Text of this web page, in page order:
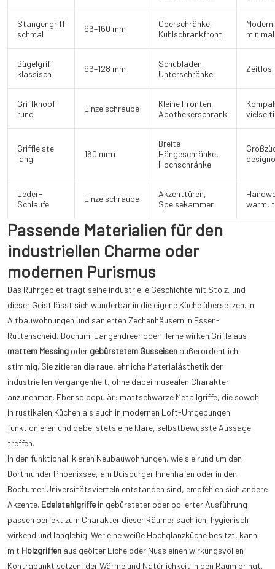
Stangengriff
schmal
96–160 mm
Oberschränke,
Kühlschrankfront
Modern,
Bügelgriff
klassisch
96–128 mm
Schubladen,
Unterschränke
Griffknopf
rund
Einzelschraube
Kleine Fronten,
Apothekerschrank
Griffleiste
lang
160 mm+
Breite
Hängeschränke,
Hochschränke
Leder-
Schlaufe
Einzelschraube
Akzenttüren,
Speisekammer
warm,
Passende Materialien für den
industriellen Charme oder
modernen Purismus
Das Ruhrgebiet trägt seine industrielle Geschichte mit Stolz, und
dieser Geist lässt sich wunderbar in die eigene Küche übersetzen. In
Altbauwohnungen und sanierten Zechenhäusern in Essen-
Rüttenscheid, Bochum-Langendreer oder Herne wirken Griffe aus
mattem Messing oder gebürstetem Gusseisen außerordentlich
stimmig. Sie zitieren die raue, ehrliche Materialästhetik der
industriellen Vergangenheit, ohne dabei musealen Charakter
anzunehmen. Ebenso populär: mattschwarze Metallgriffe, die sowohl
in rustikalen Küchen als auch in modernen Loft-Umgebungen
funktionieren und dabei stets eine klare, selbstbewusste Aussage
treffen.
In den funktional-klaren Neubauwohnungen, wie sie rund um den
Dortmunder Phoenixsee, am Duisburger Innenhafen oder in den
Bochumer Universitätsvierteln entstanden sind, empfehlen sich andere
Akzente. Edelstahlgriffe in gebürsteter oder polierter Ausführung
passen perfekt zum Charakter dieser Räume: sachlich, hygienisch
wirkend und langlebig. Wer eine weiße Hochglanzküche besitzt, kann
mit Holzgriffen aus geölter Eiche oder Nuss einen wirkungsvollen
Kontrapunkt setzen, der Wärme und Natürlichkeit in den Raum bringt,